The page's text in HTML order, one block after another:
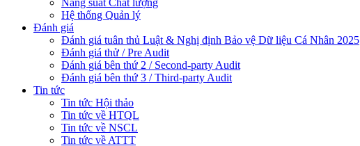
Năng suất Chất lượng
Hệ thống Quản lý
Đánh giá
Đánh giá tuân thủ Luật & Nghị định Bảo vệ Dữ liệu Cá Nhân 2025
Đánh giá thử / Pre Audit
Đánh giá bên thứ 2 / Second-party Audit
Đánh giá bên thứ 3 / Third-party Audit
Tin tức
Tin tức Hội thảo
Tin tức về HTQL
Tin tức về NSCL
Tin tức về ATTT